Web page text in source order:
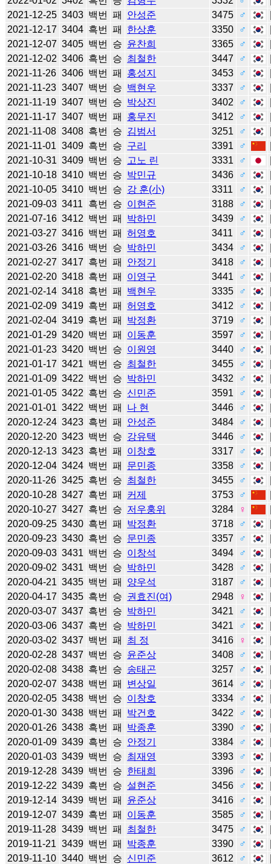
2021-12-25 3403 백번 패 안성준 3475 ♂
2021-12-17 3404 흑번 패 한상훈 3350 ♂
2021-12-07 3405 백번 승 윤찬희 3365 ♂
2021-12-02 3406 흑번 승 최철한 3447 ♂
2021-11-26 3406 백번 패 홍성지 3453 ♂
2021-11-23 3407 백번 승 백현우 3337 ♂
2021-11-19 3407 백번 승 박상진 3402 ♂
2021-11-17 3407 백번 패 홍무진 3412 ♂
2021-11-08 3408 흑번 승 김범서 3251 ♂
2021-11-01 3409 흑번 승 구리 3391 ♂
2021-10-31 3409 백번 승 고노 린 3331 ♂
2021-10-18 3410 백번 승 박민규 3436 ♂
2021-10-05 3410 백번 승 강 훈(小) 3311 ♂
2021-09-03 3411 흑번 승 이현준 3188 ♂
2021-07-16 3412 백번 패 박하민 3439 ♂
2021-03-27 3416 백번 패 허영호 3411 ♂
2021-03-26 3416 백번 승 박하민 3434 ♂
2021-02-27 3417 흑번 패 안정기 3418 ♂
2021-02-20 3418 흑번 패 이영구 3441 ♂
2021-02-14 3418 흑번 패 백현우 3335 ♂
2021-02-09 3419 흑번 패 허영호 3412 ♂
2021-02-04 3419 흑번 패 박정환 3719 ♂
2021-01-29 3420 백번 패 이동훈 3597 ♂
2021-01-23 3420 백번 승 이원영 3440 ♂
2021-01-17 3421 백번 승 최철한 3455 ♂
2021-01-09 3422 백번 승 박하민 3432 ♂
2021-01-05 3422 흑번 승 신민준 3591 ♂
2021-01-01 3422 백번 패 나 현 3446 ♂
2020-12-24 3423 흑번 패 안성준 3484 ♂
2020-12-20 3423 백번 승 강유택 3446 ♂
2020-12-13 3423 흑번 패 이창호 3317 ♂
2020-12-04 3424 백번 패 문민종 3358 ♂
2020-11-26 3425 흑번 승 최철한 3455 ♂
2020-10-28 3427 흑번 패 커제 3753 ♂
2020-10-27 3427 흑번 승 저우훙위 3284 ♀
2020-09-25 3430 흑번 패 박정환 3718 ♂
2020-09-23 3430 흑번 승 문민종 3357 ♂
2020-09-03 3431 백번 승 이창석 3494 ♂
2020-09-02 3431 백번 승 박하민 3428 ♂
2020-04-21 3435 백번 패 양우석 3187 ♂
2020-04-17 3435 흑번 승 권효진(여) 2948 ♀
2020-03-07 3437 흑번 승 박하민 3421 ♂
2020-03-06 3437 흑번 승 박하민 3421 ♂
2020-03-02 3437 백번 패 최 정 3416 ♀
2020-02-28 3437 백번 승 윤준상 3408 ♂
2020-02-08 3438 흑번 승 송태곤 3257 ♂
2020-02-07 3438 백번 패 변상일 3614 ♂
2020-02-05 3438 백번 승 이창호 3334 ♂
2020-01-30 3438 백번 패 박건호 3422 ♂
2020-01-26 3438 흑번 패 박종훈 3390 ♂
2020-01-09 3439 흑번 승 안정기 3384 ♂
2020-01-03 3439 백번 승 최재영 3393 ♂
2019-12-28 3439 백번 승 한태희 3396 ♂
2019-12-22 3439 흑번 승 설현준 3456 ♂
2019-12-14 3439 백번 패 윤준상 3416 ♂
2019-12-07 3439 흑번 패 이동훈 3585 ♂
2019-11-28 3439 백번 패 최철한 3475 ♂
2019-11-21 3439 백번 패 박종훈 3390 ♂
2019-11-10 3440 백번 승 신민준 3612 ♂